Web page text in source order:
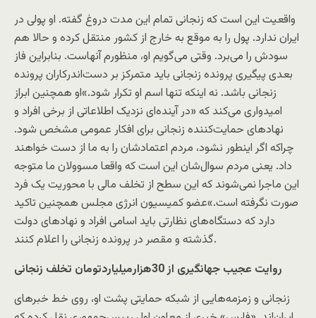
واقعیت این است که زنجانی تمام این مدت دروغ گفته. او پولی در
ایران ندارد. پول را به موقع به خارج از کشور منتقل کرده و حالا هم
سودش را می‌برد. وقتی می‌گویم او، منظورم آنهاست. بنابراین فاز
بعدی پیگیری پرونده زنجانی باید متمرکز بر دست‌اندرکاران پرونده
زنجانی باشد. نه اینکه تنها اسم او تکرار شود.»او همچنین ابراز
امیدواری می‌کند که «در آینده‌ای نزدیک اطلاعاتی از برخی افراد و
نهادهای حمایت‌کننده زنجانی برای افکار عمومی مشخص شود.
چراکه اگر اینطور نشود، مردم اعتمادشان را به ما از دست خواهند
داد. یعنی مردم سوال‌شان این است که واقعا مسوولان ما متوجه
این ماجرا نمی‌شوند که این سطح از تخلف مالی با محوریت یک فرد
صورت نگرفته است.»عضو کمیسیون انرژی مجلس همچنین تاکید
دارد که دستگاه‌های نظارتی باید اسامی افراد و نهادهای دولت
گذشته و مقصر در پرونده زنجانی را اعلام کنند.
روایت عجیب جهانگیری از 30‌هزار‌میلیاردتومان تخلف زنجانی
زنجانی و زمزمه‌هایی از شبکه حمایتی پشت او، روی خط خبرهای